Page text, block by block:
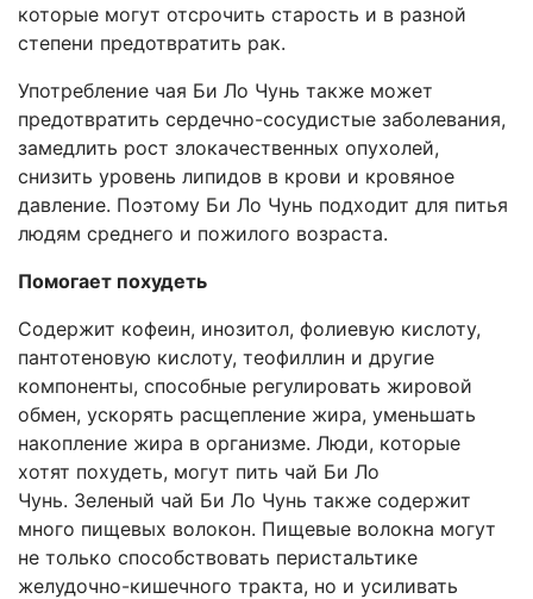
которые могут отсрочить старость и в разной
степени предотвратить рак.
Употребление чая Би Ло Чунь также может
предотвратить сердечно-сосудистые заболевания,
замедлить рост злокачественных опухолей,
снизить уровень липидов в крови и кровяное
давление. Поэтому Би Ло Чунь подходит для питья
людям среднего и пожилого возраста.
Помогает похудеть
Содержит кофеин, инозитол, фолиевую кислоту,
пантотеновую кислоту, теофиллин и другие
компоненты, способные регулировать жировой
обмен, ускорять расщепление жира, уменьшать
накопление жира в организме. Люди, которые
хотят похудеть, могут пить чай Би Ло
Чунь. Зеленый чай Би Ло Чунь также содержит
много пищевых волокон. Пищевые волокна могут
не только способствовать перистальтике
желудочно-кишечного тракта, но и усиливать